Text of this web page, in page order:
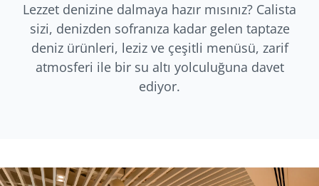
Lezzet denizine dalmaya hazır mısınız? Calista
sizi, denizden sofranıza kadar gelen taptaze
deniz ürünleri, leziz ve çeşitli menüsü, zarif
atmosferi ile bir su altı yolculuğuna davet
ediyor.